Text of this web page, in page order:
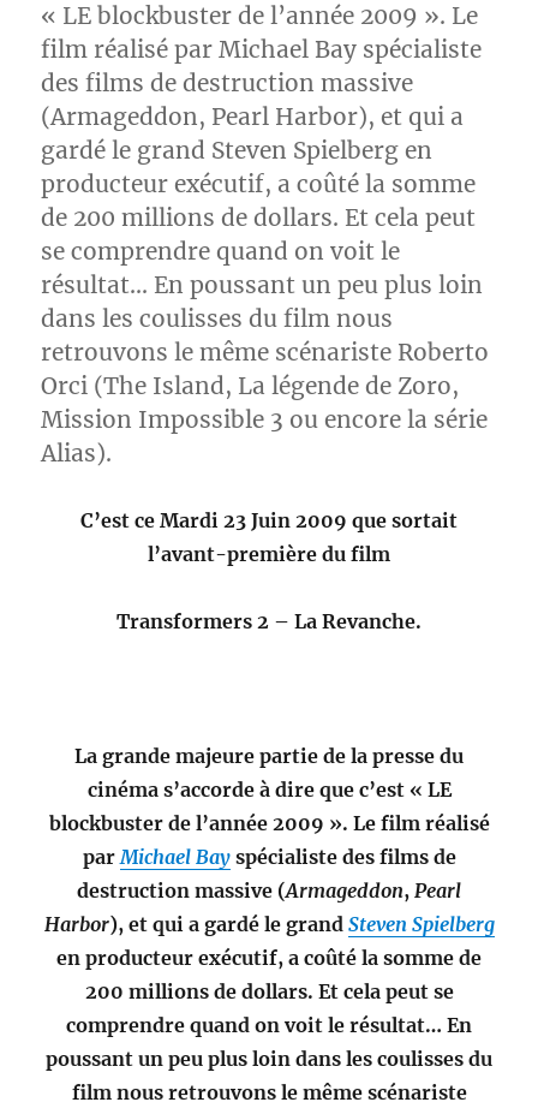
« LE blockbuster de l’année 2009 ». Le
film réalisé par Michael Bay spécialiste
des films de destruction massive
(Armageddon, Pearl Harbor), et qui a
gardé le grand Steven Spielberg en
producteur exécutif, a coûté la somme
de 200 millions de dollars. Et cela peut
se comprendre quand on voit le
résultat… En poussant un peu plus loin
dans les coulisses du film nous
retrouvons le même scénariste Roberto
Orci (The Island, La légende de Zoro,
Mission Impossible 3 ou encore la série
Alias).
C’est ce Mardi 23 Juin 2009 que sortait
l’avant-première du film
Transformers 2 – La Revanche.
La grande majeure partie de la presse du
cinéma s’accorde à dire que c’est « LE
blockbuster de l’année 2009 ». Le film réalisé
parMichael Bay spécialiste des films de
destruction massive (Armageddon, Pearl
Harbor), et qui a gardé le grand Steven Spielberg
en producteur exécutif, a coûté la somme de
200 millions de dollars. Et cela peut se
comprendre quand on voit le résultat… En
poussant un peu plus loin dans les coulisses du
film nous retrouvons le même scénariste